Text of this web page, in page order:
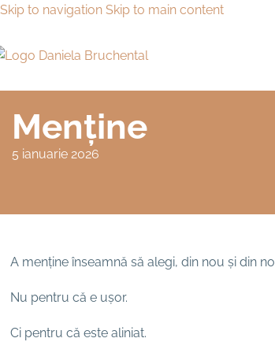
Skip to navigation Skip to main content
Menține
5 ianuarie 2026
A menține înseamnă să alegi, din nou și din
Nu pentru că e ușor.
Ci pentru că este aliniat.